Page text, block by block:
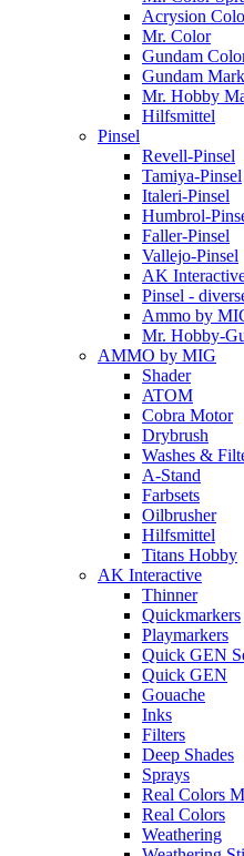
Acrysion
Mr. Color
Gundam
Gundam
Mr. Hobby
Hilfsmittel
Pinsel
Revell-Pinsel
Tamiya-Pinsel
Italeri-Pinsel
Humbrol-
Faller-Pinsel
Vallejo-Pinsel
AK
Pinsel -
Ammo by
Mr. Hobby-
AMMO by MIG
Shader
ATOM
Cobra Motor
Drybrush
Washes &
A-Stand
Farbsets
Oilbrusher
Hilfsmittel
Titans Hobby
AK Interactive
Thinner
Quickmarkers
Playmarkers
Quick GEN
Quick GEN
Gouache
Inks
Filters
Deep Shades
Sprays
Real Colors
Real Colors
Weathering